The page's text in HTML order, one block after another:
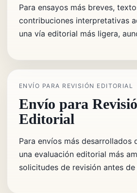
Para ensayos más breves,
contribuciones interpretativas
una vía editorial más ligera,
ENVÍO PARA REVISIÓN EDITORIAL
Envío para
Editorial
Para envíos más desarrollados
una evaluación editorial más
solicitudes de revisión antes